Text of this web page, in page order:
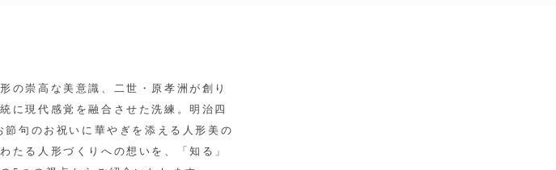
の崇高な美意識、二世・原孝洲が創り
に現代感覚を融合させた洗練。明治四
句のお祝いに華やぎを添える人形美の
たる人形づくりへの想いを、「知る」